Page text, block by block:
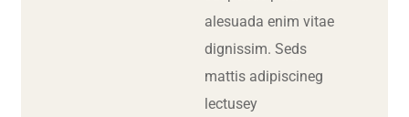
alesuada enim vitae
dignissim. Seds
mattis adipiscineg
lectusey